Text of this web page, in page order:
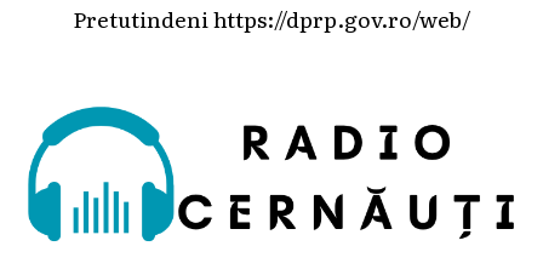
Pretutindeni https://dprp.gov.ro/web/